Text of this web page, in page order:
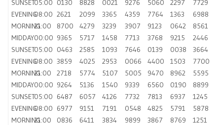
SUNSET05:00 0130 8828 0021 9276 5060 2297
7729
EVENING08:00 2621 2099 3365 4359 7764 1363
6988
MORNING21:00 8700 4279 3239 3907 9123 0642
8561
MIDDAY00:00 9365 5717 1458 7713 3768 9215
2446
SUNSET05:00 0463 2585 1093 7646 0139 0038
3664
EVENING08:00 3859 4025 2953 0066 4400 1503
7700
MORNING21:00 2718 5774 5107 5005 9470 8962
5595
MIDDAY00:00 9264 5136 1540 9339 6560 0190
8899
SUNSET05:00 6487 6057 4126 7732 7813 6937
1245
EVENING08:00 6977 9151 7191 0548 4825 5791
5878
MORNING21:00 0836 6411 3834 9899 3867 8769
1251